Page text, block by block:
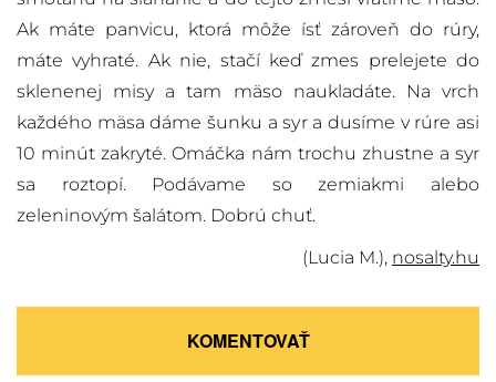
Ak máte panvicu, ktorá môže ísť zároveň do rúry,
máte vyhraté. Ak nie, stačí keď zmes prelejete do
sklenenej misy a tam mäso naukladáte. Na vrch
každého mäsa dáme šunku a syr a dusíme v rúre asi
10 minút zakryté. Omáčka nám trochu zhustne a syr
sa roztopí. Podávame so zemiakmi alebo
zeleninovým šalátom. Dobrú chuť.
(Lucia M.), nosalty.hu
KOMENTOVAŤ